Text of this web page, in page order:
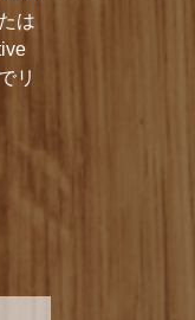
は
リ